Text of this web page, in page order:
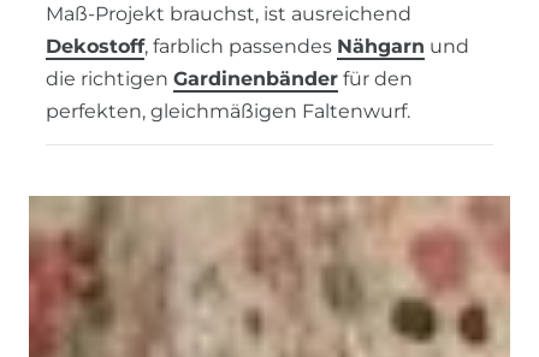
Maß-Projekt brauchst, ist ausreichend
Dekostoff, farblich passendes Nähgarn und
die richtigen Gardinenbänder für den
perfekten, gleichmäßigen Faltenwurf.